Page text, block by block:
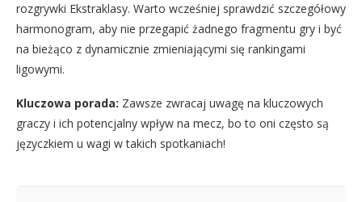
rozgrywki Ekstraklasy. Warto wcześniej sprawdzić szczegółowy
harmonogram, aby nie przegapić żadnego fragmentu gry i być
na bieżąco z dynamicznie zmieniającymi się rankingami
ligowymi.
Kluczowa porada: Zawsze zwracaj uwagę na kluczowych
graczy i ich potencjalny wpływ na mecz, bo to oni często są
języczkiem u wagi w takich spotkaniach!